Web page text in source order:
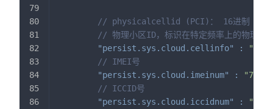
// physicalcellid (PCI)： 16进制
// 物理小区ID，标识在特定频率上的物理小
"persist.sys.cloud.cellinfo"
:
// IMEI号
"persist.sys.cloud.imeinum"
:
// ICCID号
"persist.sys.cloud.iccidnum"
: